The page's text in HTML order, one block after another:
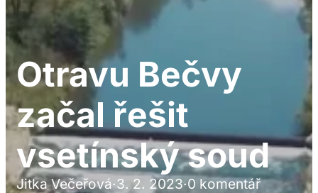
Otravu Bečvy
začal řešit
vsetínský soud
Jitka Večeřová·3. 2. 2023·0 komentář